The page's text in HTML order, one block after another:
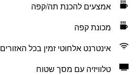
אמצעים להכנת תה/קפה
מכונת קפה
אינטרנט אלחוטי זמין בכל האזורים
טלוויזיה עם מסך שטוח